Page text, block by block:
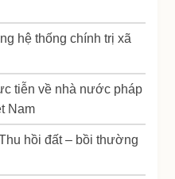
hệ thống chính trị xã
tiễn về nhà nước pháp
Nam
hồi đất – bồi thường